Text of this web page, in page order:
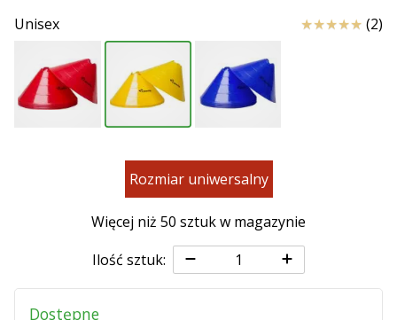
buty,
Ambasadorem
Weplayvolleyball
Czy
Unisex Ocena (2)
Rozmiar uniwersalny
Więcej niż 50 sztuk w magazynie
Ilość sztuk:
Dostępne